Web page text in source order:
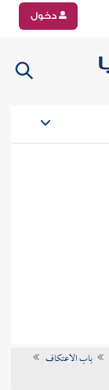
دخول
باب الاعتكاف